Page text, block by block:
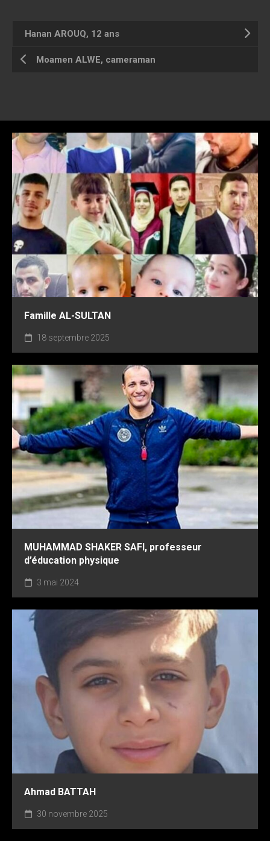
Hanan AROUQ, 12 ans
Moamen ALWE, cameraman
Famille AL-SULTAN
18 septembre 2025
MUHAMMAD SHAKER SAFI, professeur
d’éducation physique
3 mai 2024
Ahmad BATTAH
30 novembre 2025